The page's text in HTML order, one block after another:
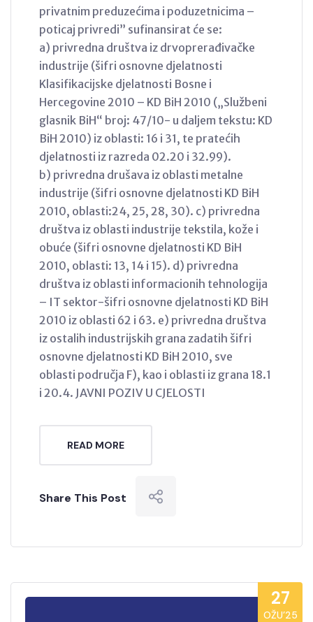
privatnim preduzećima i poduzetnicima –
poticaj privredi” sufinansirat će se:
a) privredna društva iz drvoprerađivačke
industrije (šifri osnovne djelatnosti
Klasifikacijske djelatnosti Bosne i
Hercegovine 2010 – KD BiH 2010 („Službeni
glasnik BiH“ broj: 47/10- u daljem tekstu: KD
BiH 2010) iz oblasti: 16 i 31, te pratećih
djelatnosti iz razreda 02.20 i 32.99).
b) privredna drušava iz oblasti metalne
industrije (šifri osnovne djelatnosti KD BiH
2010, oblasti:24, 25, 28, 30). c) privredna
društva iz oblasti industrije tekstila, kože i
obuće (šifri osnovne djelatnosti KD BiH
2010, oblasti: 13, 14 i 15). d) privredna
društva iz oblasti informacionih tehnologija
– IT sektor-šifri osnovne djelatnosti KD BiH
2010 iz oblasti 62 i 63. e) privredna društva
iz ostalih industrijskih grana zadatih šifri
osnovne djelatnosti KD BiH 2010, sve
oblasti područja F), kao i oblasti iz grana 18.1
i 20.4. JAVNI POZIV U CJELOSTI
READ MORE
Share This Post
27
OŽU’25